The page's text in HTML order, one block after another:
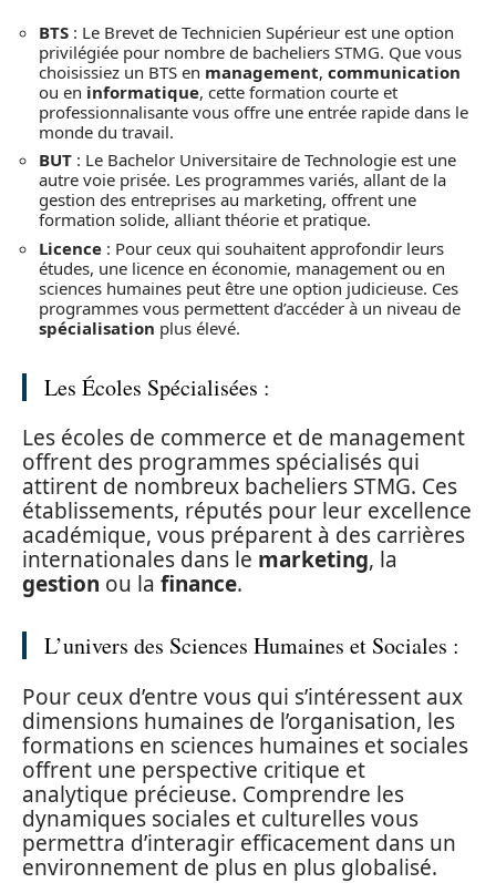
BTS : Le Brevet de Technicien Supérieur est une option
privilégiée pour nombre de bacheliers STMG. Que vous
choisissiez un BTS en management, communication
ou en informatique, cette formation courte et
professionnalisante vous offre une entrée rapide dans le
monde du travail.
BUT : Le Bachelor Universitaire de Technologie est une
autre voie prisée. Les programmes variés, allant de la
gestion des entreprises au marketing, offrent une
formation solide, alliant théorie et pratique.
Licence : Pour ceux qui souhaitent approfondir leurs
études, une licence en économie, management ou en
sciences humaines peut être une option judicieuse. Ces
programmes vous permettent d’accéder à un niveau de
spécialisation plus élevé.
Les Écoles Spécialisées :
Les écoles de commerce et de management
offrent des programmes spécialisés qui
attirent de nombreux bacheliers STMG. Ces
établissements, réputés pour leur excellence
académique, vous préparent à des carrières
internationales dans le marketing, la
gestion ou la finance.
L’univers des Sciences Humaines et Sociales :
Pour ceux d’entre vous qui s’intéressent aux
dimensions humaines de l’organisation, les
formations en sciences humaines et sociales
offrent une perspective critique et
analytique précieuse. Comprendre les
dynamiques sociales et culturelles vous
permettra d’interagir efficacement dans un
environnement de plus en plus globalisé.